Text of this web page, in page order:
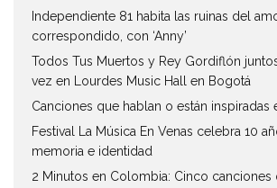
Independiente 81 habita las ruinas del
correspondido, con ‘Anny’
Todos Tus Muertos y Rey Gordiflón
vez en Lourdes Music Hall en Bogotá
Canciones que hablan o están inspiradas
Festival La Música En Venas celebra 10
memoria e identidad
2 Minutos en Colombia: Cinco canciones